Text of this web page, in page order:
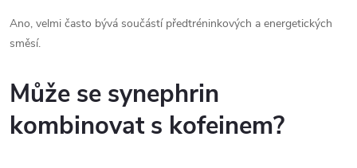
Ano, velmi často bývá součástí předtréninkových a energetických
směsí.
Může se synephrin
kombinovat s kofeinem?